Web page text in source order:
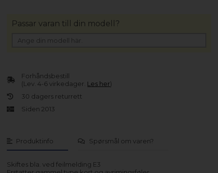
Produktinfo Spørsmål om varen?
Skiftes bla. ved feilmelding E3
Forhåndsbestill
(Lev. 4-6 virkedager. Les her)
30 dagers returrett
Siden 2013
Passar varan till din modell?